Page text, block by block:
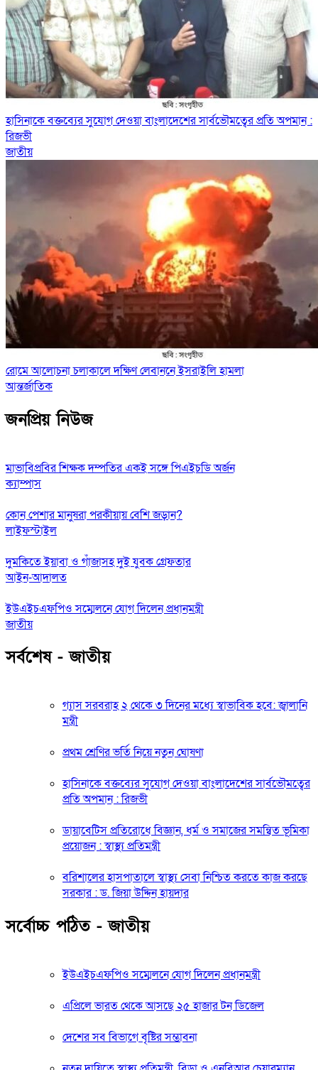
হাসিনাকে বক্তব্যের সুযোগ দেওয়া বাংলাদেশের সার্বভৌমত্বের প্রতি অপমান :
রিজভী
জাতীয়
রোমে আলোচনা চলাকালে দক্ষিণ লেবাননে ইসরাইলি হামলা
আন্তর্জাতিক
জনপ্রিয় নিউজ
মাভাবিপ্রবির শিক্ষক দম্পতির একই সঙ্গে পিএইচডি অর্জন
ক্যাম্পাস
কোন পেশার মানুষরা পরকীয়ায় বেশি জড়ান?
লাইফস্টাইল
দুমকিতে ইয়াবা ও গাঁজাসহ দুই যুবক গ্রেফতার
আইন-আদালত
ইউএইচএফপিও সম্মেলনে যোগ দিলেন প্রধানমন্ত্রী
জাতীয়
সর্বশেষ - জাতীয়
গ্যাস সরবরাহ ২ থেকে ৩ দিনের মধ্যে স্বাভাবিক হবে: জ্বালানি
মন্ত্রী
প্রথম শ্রেণির ভর্তি নিয়ে নতুন ঘোষণা
হাসিনাকে বক্তব্যের সুযোগ দেওয়া বাংলাদেশের সার্বভৌমত্বের
প্রতি অপমান : রিজভী
ডায়াবেটিস প্রতিরোধে বিজ্ঞান, ধর্ম ও সমাজের সমন্বিত ভূমিকা
প্রয়োজন : স্বাস্থ্য প্রতিমন্ত্রী
বরিশালের হাসপাতালে স্বাস্থ্য সেবা নিশ্চিত করতে কাজ করছে
সরকার : ড. জিয়া উদ্দিন হায়দার
সর্বোচ্চ পঠিত - জাতীয়
ইউএইচএফপিও সম্মেলনে যোগ দিলেন প্রধানমন্ত্রী
এপ্রিলে ভারত থেকে আসছে ২৫ হাজার টন ডিজেল
দেশের সব বিভাগে বৃষ্টির সম্ভাবনা